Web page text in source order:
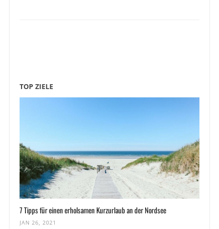
TOP ZIELE
7 Tipps für einen erholsamen Kurzurlaub an der Nordsee
JAN 26, 2021